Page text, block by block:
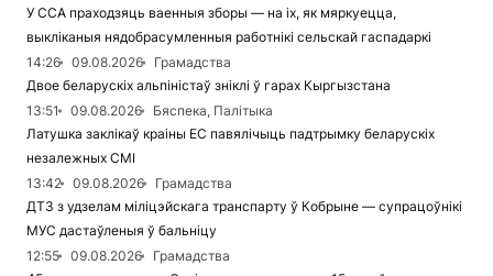
У ССА праходзяць ваенныя зборы — на іх, як мяркуецца,
выкліканыя нядобрасумленныя работнікі сельскай гаспадаркі
14:26
09.08.2026
Грамадства
Двое беларускіх альпіністаў зніклі ў гарах Кыргызстана
13:51
09.08.2026
Бяспека, Палітыка
Латушка заклікаў краіны ЕС павялічыць падтрымку беларускіх
незалежных СМІ
13:42
09.08.2026
Грамадства
ДТЗ з удзелам міліцэйскага транспарту ў Кобрыне — супрацоўнікі
МУС дастаўленыя ў бальніцу
12:55
09.08.2026
Грамадства